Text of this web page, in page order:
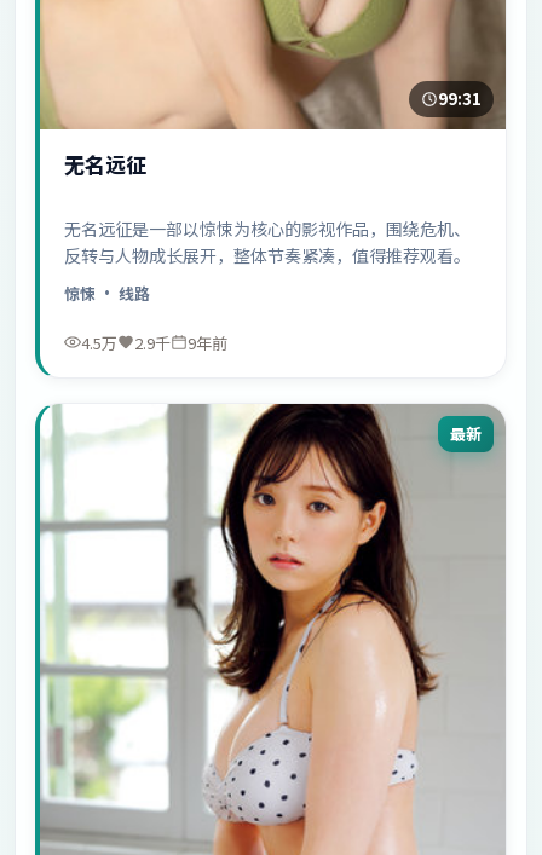
99:31
无名远征
无名远征是一部以惊悚为核心的影视作品，围绕危机、
反转与人物成长展开，整体节奏紧凑，值得推荐观看。
惊悚 · 线路
4.5万 2.9千 9年前
最新